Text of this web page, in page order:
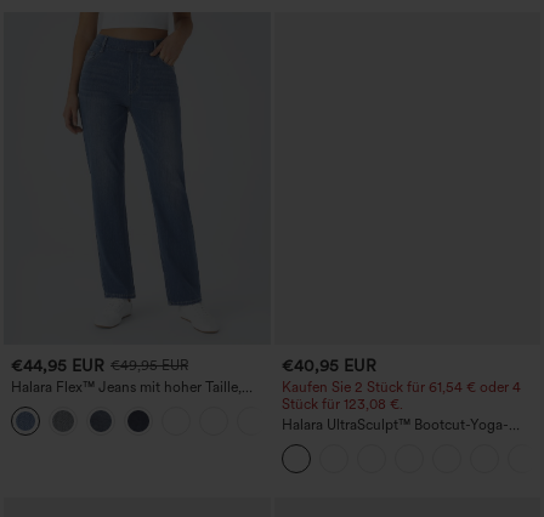
€44,95 EUR €49,95 EUR
Halara Flex™ Jeans mit hoher Taille,
Taschen, geradem Bein und Used-Look
+3
€40,95 EUR
Kaufen Sie 2 Stück für 61,54 € oder 4
Stück für 123,08 €.
Halara UltraSculpt™ Bootcut-Yoga-
Leggings mit hohem Bund, gerafftem
Po zur Hebung, bauchformend und mit
Taschen